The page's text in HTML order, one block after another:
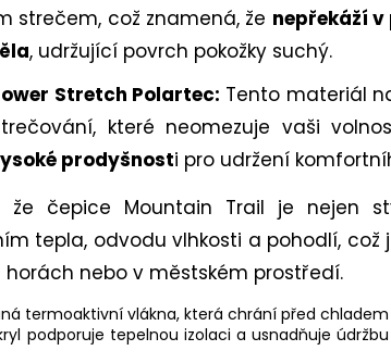
strečem, což znamená, že nepřekáží
, udržující povrch pokožky suchý.
Stretch Polartec: Tento materiál
které neomezuje vaši
prodyšnosti pro udržení
že čepice Mountain Trail je nejen
tepla, odvodu vlhkosti a pohodlí,
nebo v městském prostředí.
termoaktivní vlákna, která chrání před chladem
podporuje tepelnou izolaci a usnadňuje